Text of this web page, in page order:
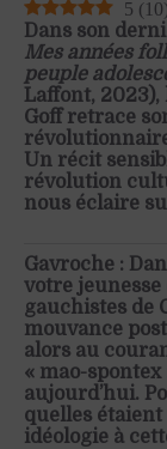
5 ( 10
Dans son
Mes années
peuple
Laffont, 2023),
Goff retrace
Un récit
révolution
nous éclaire
Gavroche :
votre
gauchistes de
mouvance
alors au
« mao-
aujourd’hui.
quelles
idéologie à